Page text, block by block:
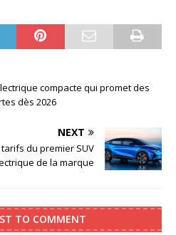
compacte qui promet des
dès 2026
NEXT
du premier SUV
de la marque
TO COMMENT